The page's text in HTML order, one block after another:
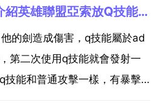
英雄聯盟亞索技能介紹英雄聯盟亞索放Q技能和R技能的時候說的是什麼？並且把中文意思也說出來。。。。。
的劍造成傷害，q技能屬於ad
第二次使用q技能就會發射一
技能和普通攻擊一樣，有暴擊